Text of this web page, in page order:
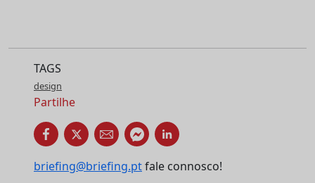
TAGS
design
Partilhe
briefing@briefing.ptfale connosco!